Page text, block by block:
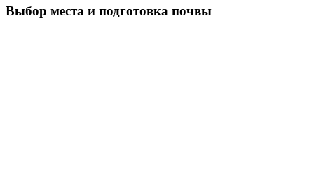
Выбор места и подготовка почвы